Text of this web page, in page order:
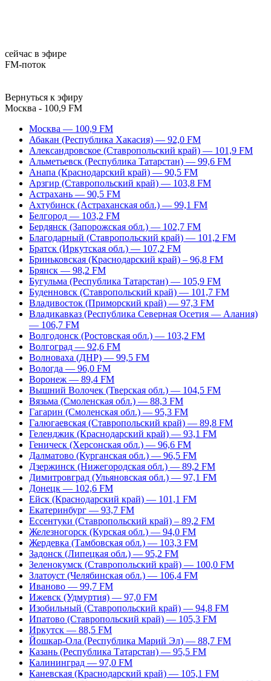
сейчас в эфире
FM-поток
Вернуться к эфиру
Москва - 100,9 FM
Москва — 100,9 FM
Абакан (Республика Хакасия) — 92,0 FM
Александровское (Ставропольский край) — 101,9 FM
Альметьевск (Республика Татарстан) — 99,6 FM
Анапа (Краснодарский край) — 90,5 FM
Арзгир (Ставропольский край) — 103,8 FM
Астрахань — 90,5 FM
Ахтубинск (Астраханская обл.) — 99,1 FM
Белгород — 103,2 FM
Бердянск (Запорожская обл.) — 102,7 FM
Благодарный (Ставропольский край) — 101,2 FM
Братск (Иркутская обл.) — 107,2 FM
Бриньковская (Краснодарский край) – 96,8 FM
Брянск — 98,2 FM
Бугульма (Республика Татарстан) — 105,9 FM
Буденновск (Ставропольский край) — 101,7 FM
Владивосток (Приморский край) — 97,3 FM
Владикавказ (Республика Северная Осетия — Алания)
— 106,7 FM
Волгодонск (Ростовская обл.) — 103,2 FM
Волгоград — 92,6 FM
Волноваха (ДНР) — 99,5 FM
Вологда — 96,0 FM
Воронеж — 89,4 FM
Вышний Волочек (Тверская обл.) — 104,5 FM
Вязьма (Смоленская обл.) — 88,3 FM
Гагарин (Смоленская обл.) — 95,3 FM
Галюгаевская (Ставропольский край) — 89,8 FM
Геленджик (Краснодарский край) — 93,1 FM
Геническ (Херсонская обл.) — 96,6 FM
Далматово (Курганская обл.) — 96,5 FM
Дзержинск (Нижегородская обл.) — 89,2 FM
Димитровград (Ульяновская обл.) — 97,1 FM
Донецк — 102,6 FM
Ейск (Краснодарский край) — 101,1 FM
Екатеринбург — 93,7 FM
Ессентуки (Ставропольский край) – 89,2 FM
Железногорск (Курская обл.) — 94,0 FM
Жердевка (Тамбовская обл.) — 103,3 FM
Задонск (Липецкая обл.) — 95,2 FM
Зеленокумск (Ставропольский край) — 100,0 FM
Златоуст (Челябинская обл.) — 106,4 FM
Иваново — 99,7 FM
Ижевск (Удмуртия) — 97,0 FM
Изобильный (Ставропольский край) — 94,8 FM
Ипатово (Ставропольский край) — 105,3 FM
Иркутск — 88,5 FM
Йошкар-Ола (Республика Марий Эл) — 88,7 FM
Казань (Республика Татарстан) — 95,5 FM
Калининград — 97,0 FM
Каневская (Краснодарский край) — 105,1 FM